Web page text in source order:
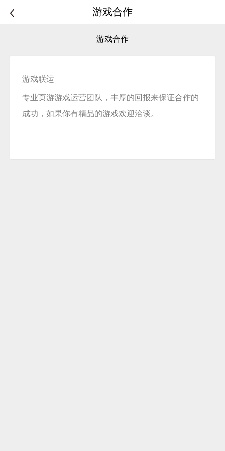
游戏合作
游戏合作
游戏联运
专业页游游戏运营团队，丰厚的回报来保证合作的
成功，如果你有精品的游戏欢迎洽谈。